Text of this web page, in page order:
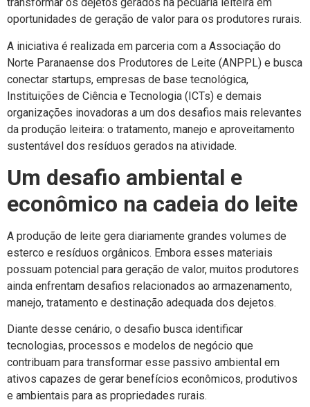
transformar os dejetos gerados na pecuária leiteira em
oportunidades de geração de valor para os produtores rurais.
A iniciativa é realizada em parceria com a Associação do
Norte Paranaense dos Produtores de Leite (ANPPL) e busca
conectar startups, empresas de base tecnológica,
Instituições de Ciência e Tecnologia (ICTs) e demais
organizações inovadoras a um dos desafios mais relevantes
da produção leiteira: o tratamento, manejo e aproveitamento
sustentável dos resíduos gerados na atividade.
Um desafio ambiental e
econômico na cadeia do leite
A produção de leite gera diariamente grandes volumes de
esterco e resíduos orgânicos. Embora esses materiais
possuam potencial para geração de valor, muitos produtores
ainda enfrentam desafios relacionados ao armazenamento,
manejo, tratamento e destinação adequada dos dejetos.
Diante desse cenário, o desafio busca identificar
tecnologias, processos e modelos de negócio que
contribuam para transformar esse passivo ambiental em
ativos capazes de gerar benefícios econômicos, produtivos
e ambientais para as propriedades rurais.